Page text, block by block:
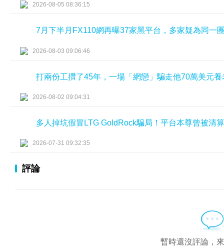
2026-08-05 08:36:15
7月下半月FX110網再曝37家黑平台，多家疑為同一
2026-08-03 09:06:46
打兩份工攢了45年，一場「網戀」騙走他70萬美元養
2026-08-02 09:04:31
多人掉坑假冒LTG GoldRock騙局！平台本尊曾被清
2026-07-31 09:32:35
評論
暫時還沒評論，